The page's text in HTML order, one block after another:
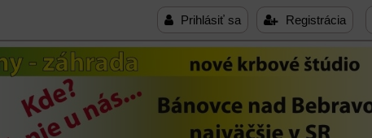
Prihlásiť sa Registrácia